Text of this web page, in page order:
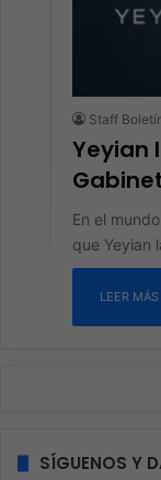
Staff
Yeyian
En el
que Yeyian
LEER MÁS
SÍGUENOS Y